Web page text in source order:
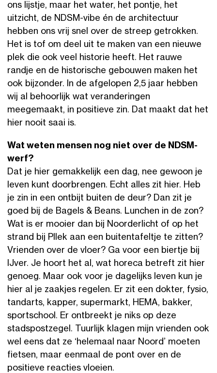
ons lijstje, maar het water, het pontje, het
uitzicht, de NDSM-vibe én de architectuur
hebben ons vrij snel over de streep getrokken.
Het is tof om deel uit te maken van een nieuwe
plek die ook veel historie heeft. Het rauwe
randje en de historische gebouwen maken het
ook bijzonder. In de afgelopen 2,5 jaar hebben
wij al behoorlijk wat veranderingen
meegemaakt, in positieve zin. Dat maakt dat het
hier nooit saai is.
Wat weten mensen nog niet over de NDSM-
werf?
Dat je hier gemakkelijk een dag, nee gewoon je
leven kunt doorbrengen. Echt alles zit hier. Heb
je zin in een ontbijt buiten de deur? Dan zit je
goed bij de Bagels & Beans. Lunchen in de zon?
Wat is er mooier dan bij Noorderlicht of op het
strand bij Pllek aan een buitentafeltje te zitten?
Vrienden over de vloer? Ga voor een biertje bij
IJver. Je hoort het al, wat horeca betreft zit hier
genoeg. Maar ook voor je dagelijks leven kun je
hier al je zaakjes regelen. Er zit een dokter, fysio,
tandarts, kapper, supermarkt, HEMA, bakker,
sportschool. Er ontbreekt je niks op deze
stadspostzegel. Tuurlijk klagen mijn vrienden ook
wel eens dat ze ‘helemaal naar Noord’ moeten
fietsen, maar eenmaal de pont over en de
positieve reacties vloeien.